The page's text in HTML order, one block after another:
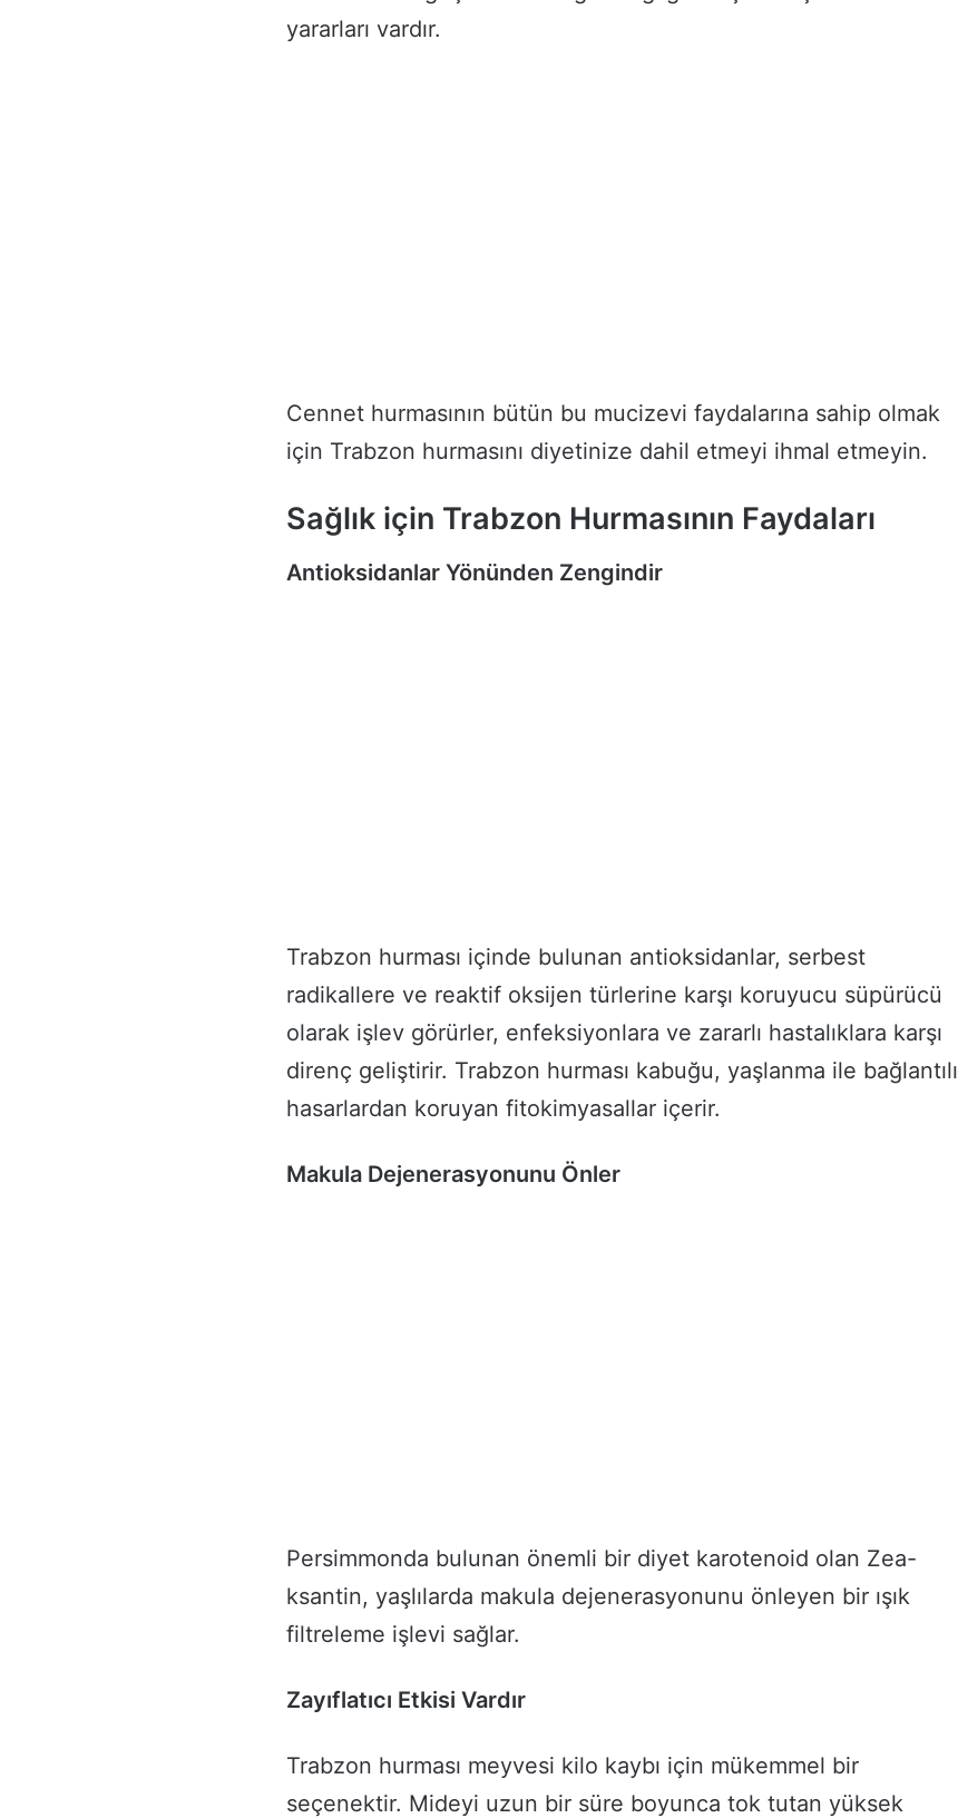
yararları vardır.
Cennet hurmasının bütün bu mucizevi faydalarına sahip olmak
için Trabzon hurmasını diyetinize dahil etmeyi ihmal etmeyin.
Sağlık için Trabzon Hurmasının Faydaları
Antioksidanlar Yönünden Zengindir
Trabzon hurması içinde bulunan antioksidanlar, serbest
radikallere ve reaktif oksijen türlerine karşı koruyucu süpürücü
olarak işlev görürler, enfeksiyonlara ve zararlı hastalıklara karşı
direnç geliştirir. Trabzon hurması kabuğu, yaşlanma ile bağlantılı
hasarlardan koruyan fitokimyasallar içerir.
Makula Dejenerasyonunu Önler
Persimmonda bulunan önemli bir diyet karotenoid olan Zea-
ksantin, yaşlılarda makula dejenerasyonunu önleyen bir ışık
filtreleme işlevi sağlar.
Zayıflatıcı Etkisi Vardır
Trabzon hurması meyvesi kilo kaybı için mükemmel bir
seçenektir. Mideyi uzun bir süre boyunca tok tutan yüksek